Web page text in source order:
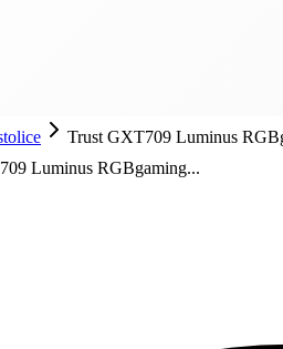
Trust GXT709 Luminus
Luminus RGBgaming...